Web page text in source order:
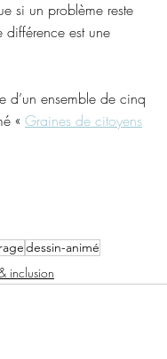
si un problème reste
est une
d’un ensemble de cinq
« Graines de citoyens
dessin-animé
inclusion